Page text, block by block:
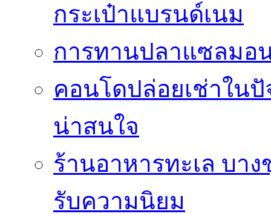
กระเป๋าแบรนด์เนม
การทานปลาแซลมอ
คอนโดปล่อยเช่าใน
น่าสนใจ
ร้านอาหารทะเล บา
รับความนิยม